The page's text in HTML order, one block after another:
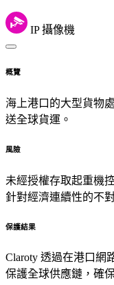
IP 攝像機
概覽
海上港口的大型貨物
送全球貨運。
風險
未經授權存取起重機
針對經濟連續性的不
保護結果
Claroty 透過在港口網
保護全球供應鏈，確